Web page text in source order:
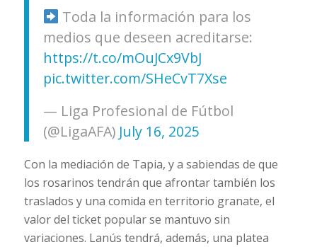
Toda la información para los
medios que deseen acreditarse:
https://t.co/mOuJCx9VbJ
pic.twitter.com/SHeCvT7Xse
— Liga Profesional de Fútbol
(@LigaAFA) July 16, 2025
Con la mediación de Tapia, y a sabiendas de que
los rosarinos tendrán que afrontar también los
traslados y una comida en territorio granate, el
valor del ticket popular se mantuvo sin
variaciones. Lanús tendrá, además, una platea